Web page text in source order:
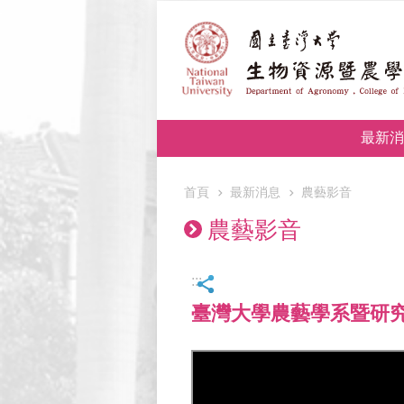
最新
首頁 最新消息 農藝影音
農藝影音
:::
臺灣大學農藝學系暨研